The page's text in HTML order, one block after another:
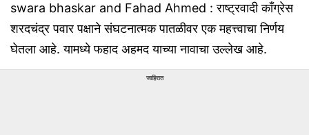
swara bhaskar and Fahad Ahmed : राष्ट्रवादी काँग्रेस
शरदचंद्र पवार पक्षाने संघटनात्मक पातळीवर एक महत्त्वाचा निर्णय
घेतला आहे. यामध्ये फहाद अहमद याच्या नावाचा उल्लेख आहे.
जाहिरात